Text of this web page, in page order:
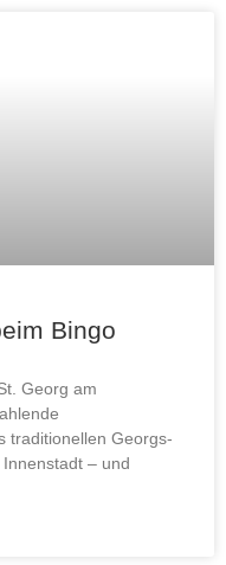
Bingo
Georg am
traditionellen Georgs-
– und